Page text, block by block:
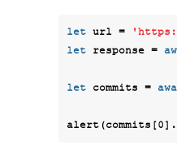
let url =
let response =
let commits =
alert(commits[0